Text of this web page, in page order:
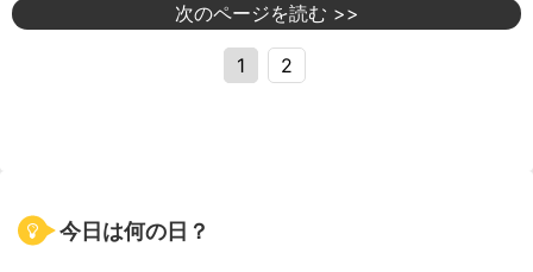
次のページを読む >>
1 2
今日は何の日？